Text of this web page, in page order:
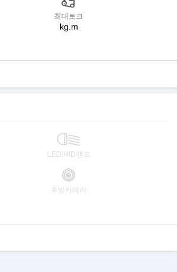
최대토크
kg.m
LED/HID램프
후방카메라